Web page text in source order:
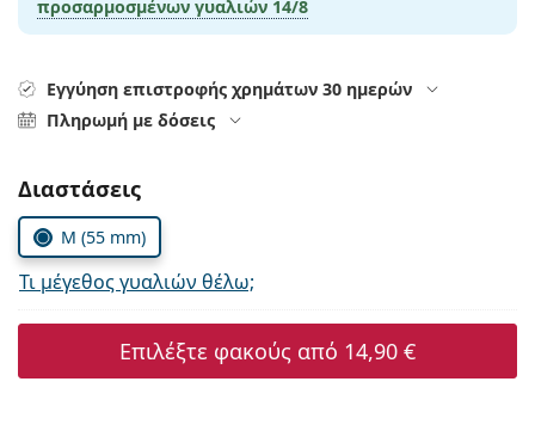
Όλες οι μάρκες
Prada
Όλα τα υγρά φακών
προσαρμοσμένων γυαλιών 14/8
Εγγύηση επιστροφής χρημάτων 30 ημερών
Πληρωμή με δόσεις
Συμπληρώστε τις παράμετρους
Διαστάσεις
M (55 mm)
Τι μέγεθος γυαλιών θέλω;
Επιλέξτε φακούς από 14,90 €